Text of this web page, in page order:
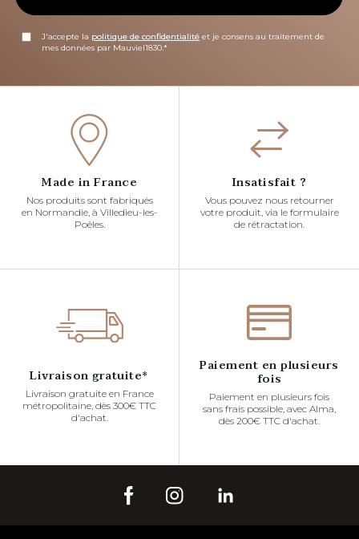
J'accepte la politique de confidentialité et je consens au traitement de
mes données par Mauviel1830.*
Made in France
Nos produits sont fabriqués
en Normandie, à Villedieu-les-
Poêles.
Insatisfait ?
Vous pouvez nous retourner
votre produit, via le formulaire
de rétractation.
Livraison gratuite*
Livraison gratuite en France
métropolitaine, dès 300€ TTC
d'achat.
Paiement en plusieurs
fois
Paiement en plusieurs fois
sans frais possible, avec Alma,
dès 200€ TTC d'achat.